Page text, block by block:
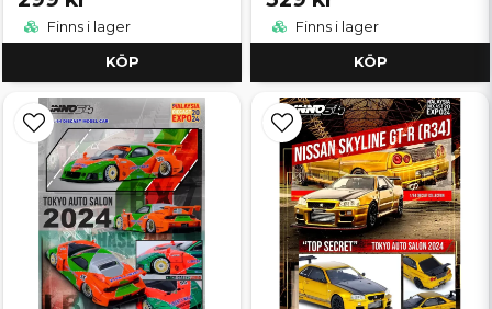
Finns i lager
KÖP
Finns i lager
KÖP